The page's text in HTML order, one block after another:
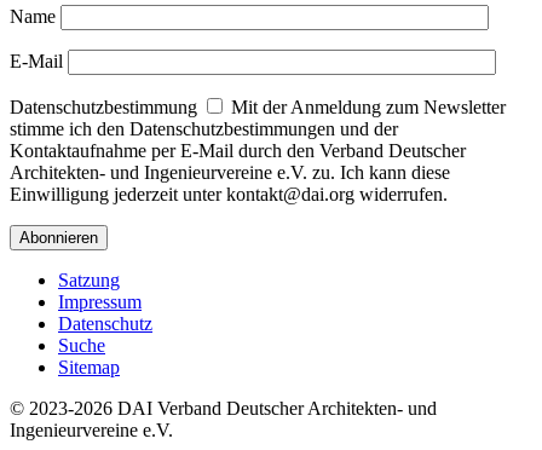
Name
E-Mail
Datenschutzbestimmung
Mit der Anmeldung zum Newsletter
stimme ich den Datenschutzbestimmungen und der
Kontaktaufnahme per E-Mail durch den Verband Deutscher
Architekten- und Ingenieurvereine e.V. zu. Ich kann diese
Einwilligung jederzeit unter kontakt@dai.org widerrufen.
Satzung
Impressum
Datenschutz
Suche
Sitemap
© 2023-2026 DAI Verband Deutscher Architekten- und
Ingenieurvereine e.V.